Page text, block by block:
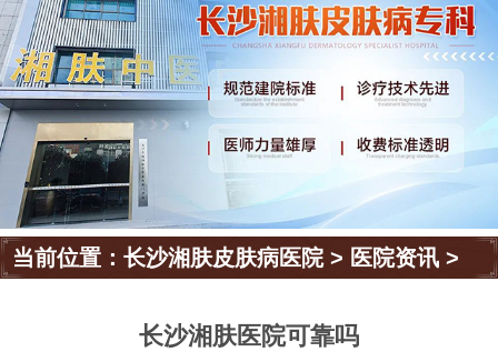
当前位置：长沙湘肤皮肤病医院> 医院资讯 >
长沙湘肤医院可靠吗